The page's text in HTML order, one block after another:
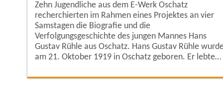
Zehn Jugendliche aus dem E-Werk Oschatz
recherchierten im Rahmen eines Projektes an vier
Samstagen die Biografie und die
Verfolgungsgeschichte des jungen Mannes Hans
Gustav Rühle aus Oschatz. Hans Gustav Rühle wurde
am 21. Oktober 1919 in Oschatz geboren. Er lebte
Klüngler) Rühle in der Mannschatzer Straße 29 im